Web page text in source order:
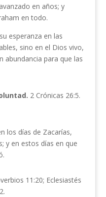
en años; y
en todo.
esperanza en las
sino en el Dios vivo,
abundancia para que las
2 Crónicas 26:5.
los días de Zacarías,
y en estos días en que
11:20; Eclesiastés